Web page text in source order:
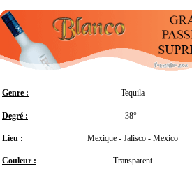
Genre : Tequila
Degré : 38°
Lieu : Mexique - Jalisco - Mexico
Couleur : Transparent